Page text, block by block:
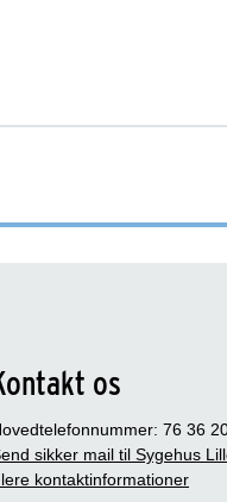
os
76 36
sikker mail til Sygehus
kontaktinformationer